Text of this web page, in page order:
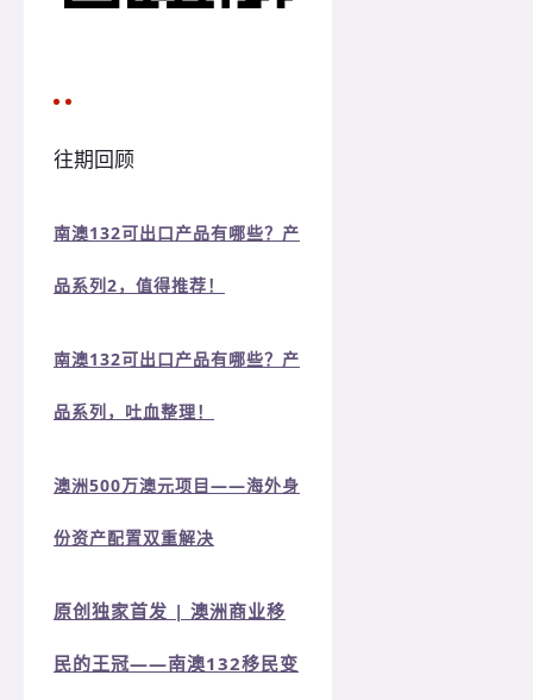
往期回顾
南澳132可出口产品有哪些？产
品系列2，值得推荐！
南澳132可出口产品有哪些？产
品系列，吐血整理！
澳洲500万澳元项目——海外身
份资产配置双重解决
原创独家首发 | 澳洲商业移
民的王冠——南澳132移民变